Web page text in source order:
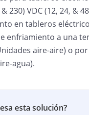
230) VDC (12, 24, &
en tableros
enfriamiento a una
aire-aire) o
agua).
esta solución?